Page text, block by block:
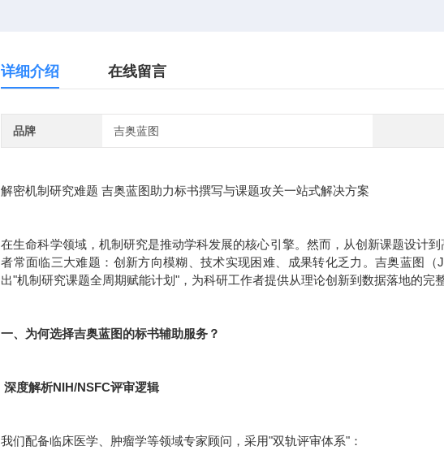
详细介绍 在线留言
品牌 吉奥蓝图
解密机制研究难题 吉奥蓝图助力标书撰写与课题攻关一站式解决方案
在生命科学领域，机制研究是推动学科发展的核心引擎。然而，从创新课题设计
者常面临三大难题：创新方向模糊、技术实现困难、成果转化乏力。吉奥蓝图
出"机制研究课题全周期赋能计划"，为科研工作者提供从理论创新到数据落地的完
一、为何选择吉奥蓝图的标书辅助服务？
深度解析NIH/NSFC评审逻辑
我们配备临床医学、肿瘤学等领域专家顾问，采用"双轨评审体系"：